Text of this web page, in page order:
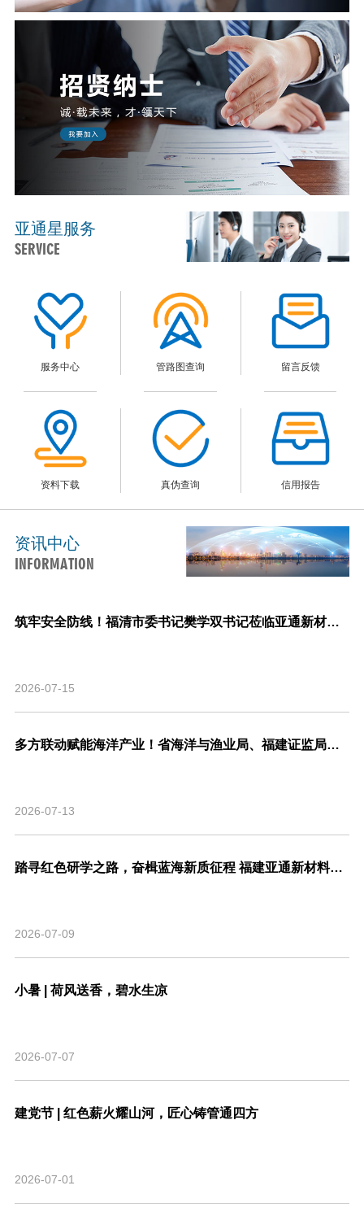
亚通星服务
SERVICE
服务中心 管路图查询 留言反馈
资料下载 真伪查询 信用报告
资讯中心
INFORMATION
筑牢安全防线！福清市委书记樊学双书记莅临亚通新材料调研指导安全生产与生产经营工作！
2026-07-15
多方联动赋能海洋产业！省海洋与渔业局、福建证监局、北交所、市委金融办联合走访亚通新材料调研座谈！
2026-07-13
踏寻红色研学之路，奋楫蓝海新质征程 福建亚通新材料科技股份有限公司党支部联合福建省渔业行业协会党支部开展主题共建活动
2026-07-09
小暑 | 荷风送香，碧水生凉
2026-07-07
建党节 | 红色薪火耀山河，匠心铸管通四方
2026-07-01